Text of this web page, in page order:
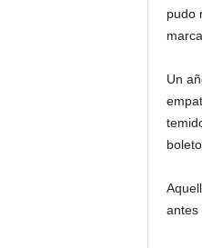
pudo
Un
boleto.
antes